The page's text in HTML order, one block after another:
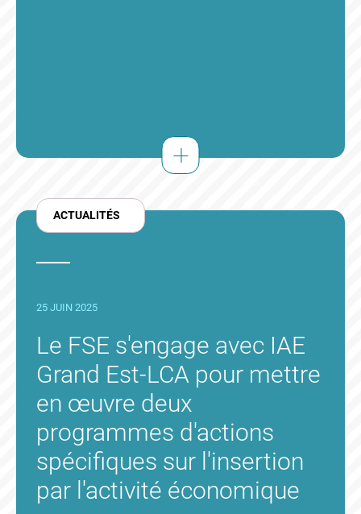
APPEL À PROJETS 2026
12 FÉVRIER 2026
ACTUALITÉS
25 JUIN 2025
Le FSE s'engage avec IAE
Grand Est-LCA pour mettre
en œuvre deux
programmes d'actions
spécifiques sur l'insertion
par l'activité économique